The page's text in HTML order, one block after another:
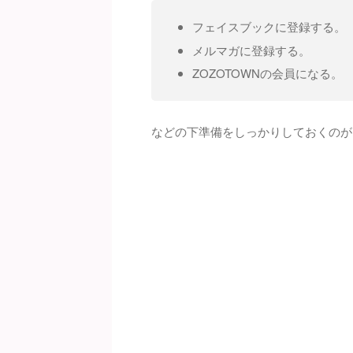
フェイスブックに登録する。
メルマガに登録する。
ZOZOTOWNの会員になる。
などの下準備をしっかりしておくの